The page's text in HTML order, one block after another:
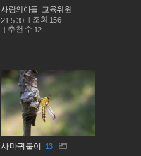
사람의아들_교육위원
21.5.30
조회 156
추천 수 12
사마귀붙이
13